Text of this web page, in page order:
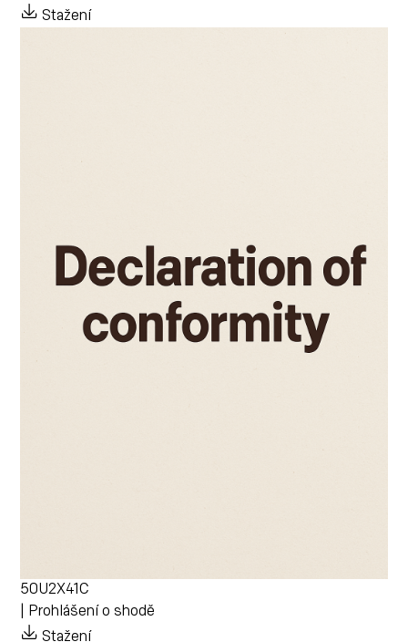
Stažení
50U2X41C
| Prohlášení o shodě
Stažení